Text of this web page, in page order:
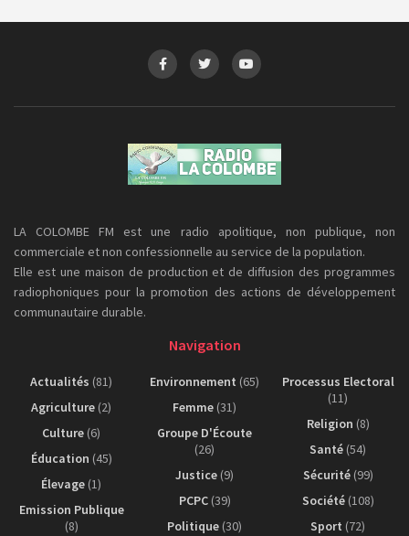
LA COLOMBE FM est une radio apolitique, non publique, non
commerciale et non confessionnelle au service de la population.
Elle est une maison de production et de diffusion des programmes
radiophoniques pour la promotion des actions de développement
communautaire durable.
Navigation
Actualités (81)
Agriculture (2)
Culture (6)
Éducation (45)
Élevage (1)
Emission Publique
(8)
Environnement (65)
Femme (31)
Groupe D'Écoute
(26)
Justice (9)
PCPC(39)
Politique (30)
Processus Electoral
(11)
Religion (8)
Santé (54)
Sécurité(99)
Société(108)
Sport (72)